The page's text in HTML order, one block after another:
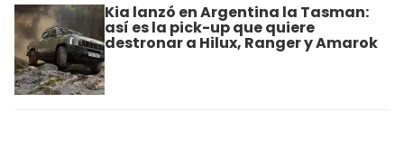
Kia lanzó en Argentina la Tasman:
así es la pick-up que quiere
destronar a Hilux, Ranger y Amarok